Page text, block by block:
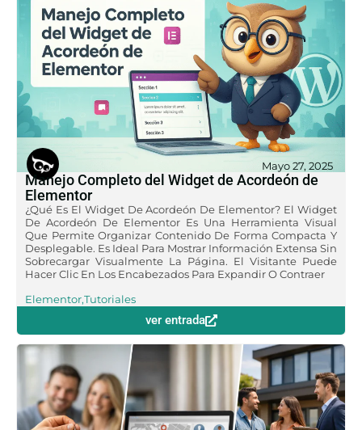
Mayo 27, 2025
Manejo Completo del Widget de Acordeón de
Elementor
¿Qué Es El Widget De Acordeón De Elementor? El Widget
De Acordeón De Elementor Es Una Herramienta Visual
Que Permite Organizar Contenido De Forma Compacta Y
Desplegable. Es Ideal Para Mostrar Información Extensa Sin
Sobrecargar Visualmente La Página. El Visitante Puede
Hacer Clic En Los Encabezados Para Expandir O Contraer
Elementor,Tutoriales
ver entrada